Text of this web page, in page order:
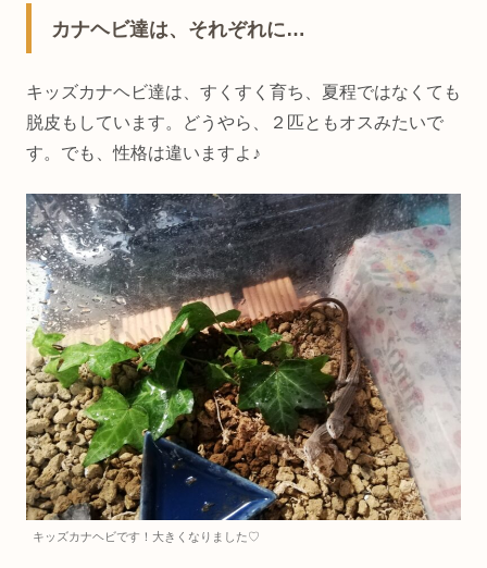
カナヘビ達は、それぞれに…
キッズカナヘビ達は、すくすく育ち、夏程ではなくても
脱皮もしています。どうやら、２匹ともオスみたいで
す。でも、性格は違いますよ♪
キッズカナヘビです！大きくなりました♡